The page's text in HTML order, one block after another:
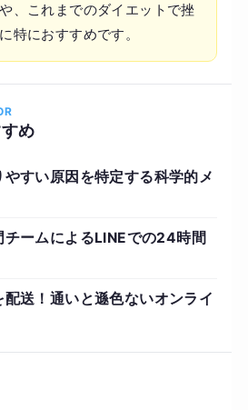
、これまでのダイエットで挫
特におすすめです。
め
すい原因を特定する科学的メ
ームによるLINEでの24時間
送！通いと遜色ないオンライ